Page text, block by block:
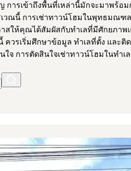
การเข้าถึงพื้นที่เหล่านี้มักจะมาพร้
วณนี้ การเช่าทาวน์โฮมในพุทธมณฑ
ให้คุณได้สัมผัสกับทำเลที่มีศักยภาพ
ควรเริ่มศึกษาข้อมูล ทำเลที่ตั้ง และ
ใจ การตัดสินใจเช่าทาวน์โฮมในท